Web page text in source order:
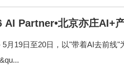
AI Partner•北京亦庄AI+
月19日至20日，以"带着AI去前线